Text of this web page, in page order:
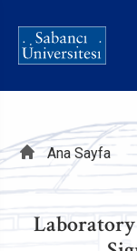
Sayfa
yolu
Ana Sayfa